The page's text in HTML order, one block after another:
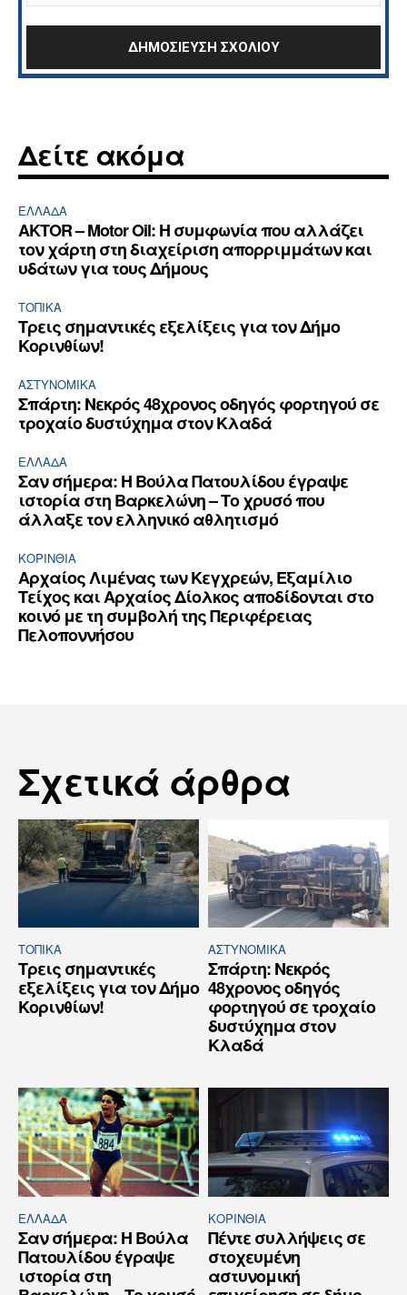
Δείτε ακόμα
ΕΛΛΆΔΑ
AKTOR – Motor Oil: Η συμφωνία που αλλάζει
τον χάρτη στη διαχείριση απορριμμάτων και
υδάτων για τους Δήμους
ΤΟΠΙΚΑ
Τρεις σημαντικές εξελίξεις για τον Δήμο
Κορινθίων!
ΑΣΤΥΝΟΜΙΚΆ
Σπάρτη: Νεκρός 48χρονος οδηγός φορτηγού σε
τροχαίο δυστύχημα στον Κλαδά
ΕΛΛΆΔΑ
Σαν σήμερα: Η Βούλα Πατουλίδου έγραψε
ιστορία στη Βαρκελώνη – Το χρυσό που
άλλαξε τον ελληνικό αθλητισμό
ΚΟΡΙΝΘΊΑ
Αρχαίος Λιμένας των Κεγχρεών, Εξαμίλιο
Τείχος και Aρχαίος Δίολκος αποδίδονται στο
κοινό με τη συμβολή της Περιφέρειας
Πελοποννήσου
Σχετικά άρθρα
ΤΟΠΙΚΑ
Τρεις σημαντικές
εξελίξεις για τον Δήμο
Κορινθίων!
ΑΣΤΥΝΟΜΙΚΆ
Σπάρτη: Νεκρός
48χρονος οδηγός
φορτηγού σε τροχαίο
δυστύχημα στον
Κλαδά
ΕΛΛΆΔΑ
Σαν σήμερα: Η Βούλα
Πατουλίδου έγραψε
ιστορία στη
ΚΟΡΙΝΘΊΑ
Πέντε συλλήψεις σε
στοχευμένη
αστυνομική